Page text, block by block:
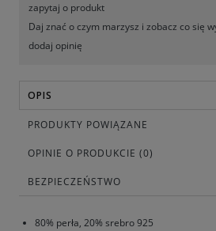
zapytaj o produkt
Daj znać o czym marzysz i zobacz co się
dodaj opinię
OPIS
PRODUKTY POWIĄZANE
OPINIE O PRODUKCIE (0)
BEZPIECZEŃSTWO
80% perła, 20% srebro 925